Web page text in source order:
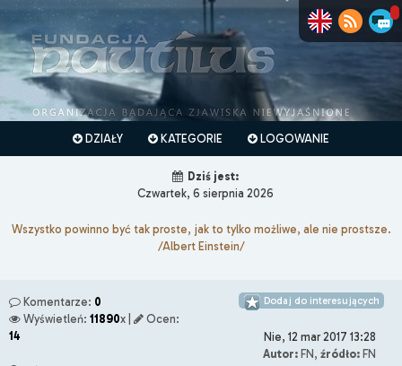
DZIAŁY KATEGORIE LOGOWANIE
Dziś jest:
Czwartek, 6 sierpnia 2026
Wszystko powinno być tak proste, jak to tylko możliwe, ale nie prostsze.
/Albert Einstein/
Komentarze: 0
Wyświetleń: 11890x |
Ocen:
14
Dodaj do interesujących
Nie, 12 mar 2017 13:28
Autor: FN, źródło: FN